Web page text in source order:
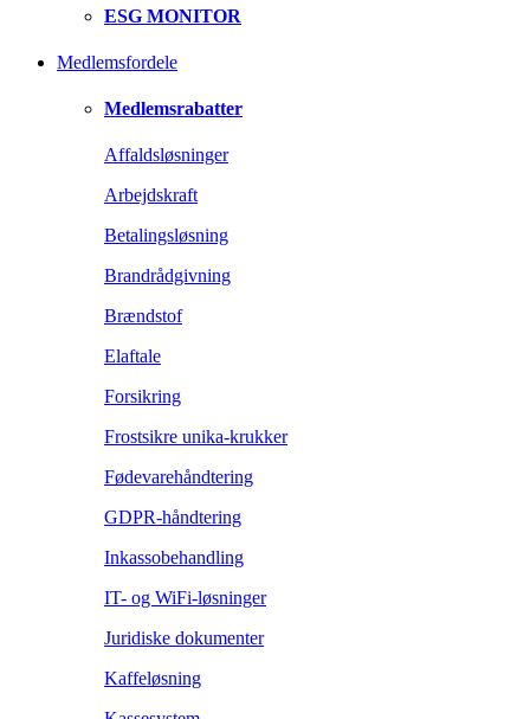
ESG MONITOR
Medlemsfordele
Medlemsrabatter
Affaldsløsninger
Arbejdskraft
Betalingsløsning
Brandrådgivning
Brændstof
Elaftale
Forsikring
Frostsikre unika-krukker
Fødevarehåndtering
GDPR-håndtering
Inkassobehandling
IT- og WiFi-løsninger
Juridiske dokumenter
Kaffeløsning